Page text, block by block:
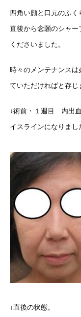
四角い顔と口元のふ
直後から念願のシャ
くださいました。
時々のメンテナンス
ていただければと存じ
↓術前・１週目 内出
イスラインになりまし
↓直後の状態。